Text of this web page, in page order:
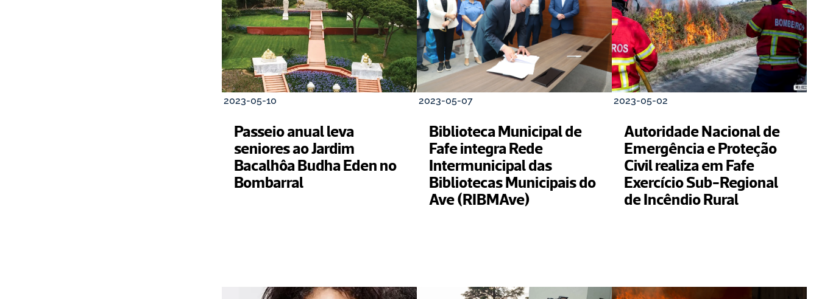
2023-05-10
Passeio anual leva
seniores ao Jardim
Bacalhôa Budha Eden no
Bombarral
2023-05-07
Biblioteca Municipal de
Fafe integra Rede
Intermunicipal das
Bibliotecas Municipais do
Ave (RIBMAve)
2023-05-02
Autoridade Nacional de
Emergência e Proteção
Civil realiza em Fafe
Exercício Sub-Regional